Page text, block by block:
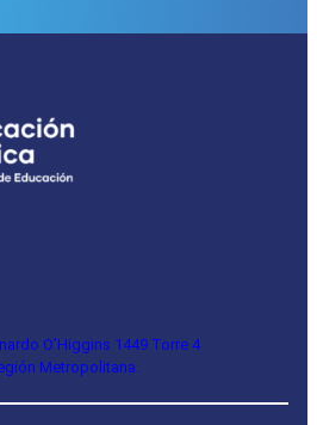
O’Higgins 1449 Torre 4
Metropolitana.